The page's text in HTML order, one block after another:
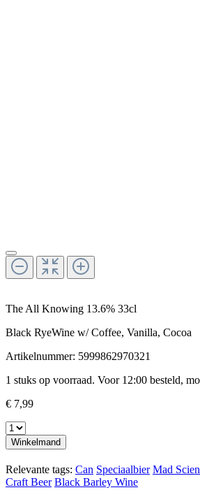
The All Knowing 13.6% 33cl
Black RyeWine w/ Coffee, Vanilla, Cocoa
Artikelnummer: 5999862970321
1 stuks op voorraad. Voor 12:00 besteld,
€ 7,99
Winkelmand
Relevante tags: Can Speciaalbier Mad
Craft Beer Black Barley Wine